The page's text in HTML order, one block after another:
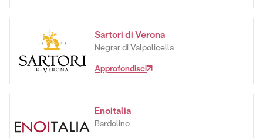
Sartori di Verona
Negrar di Valpolicella
Approfondisci
Enoitalia
Bardolino